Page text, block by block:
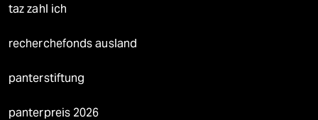
taz zahl ich
recherchefonds ausland
panterstiftung
panterpreis 2026